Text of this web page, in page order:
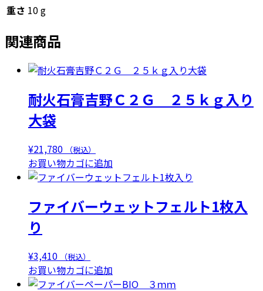
重さ 10 g
関連商品
耐火石膏吉野Ｃ２Ｇ ２５ｋｇ入り
大袋
¥21,780 （税込）
お買い物カゴに追加
ファイバーウェットフェルト1枚入
り
¥3,410 （税込）
お買い物カゴに追加